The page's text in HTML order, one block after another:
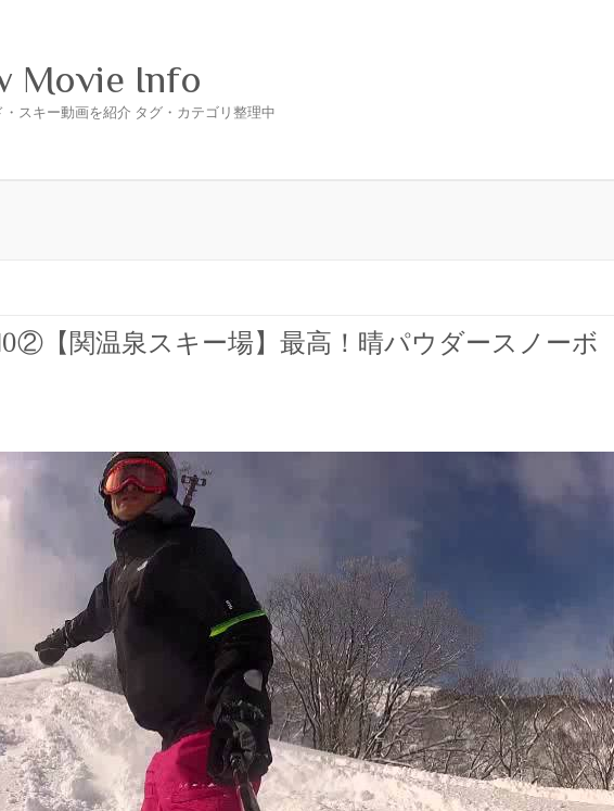
Movie Info
・スキー動画を紹介 タグ・カテゴリ整理中
【関温泉スキー場】最高！晴パウダースノーボ